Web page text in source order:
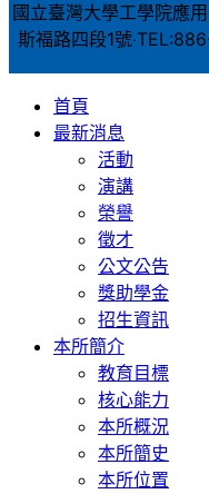
國立臺灣大學工學院應
斯福路四段1號
首頁
最新消息
活動
演講
榮譽
徵才
公文公告
獎助學金
招生資訊
本所簡介
教育目標
核心能力
本所概況
本所簡史
本所位置